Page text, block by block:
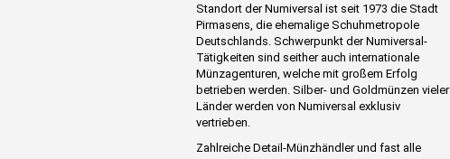
Standort der Numiversal ist seit 1973 die Stadt
Pirmasens, die ehemalige Schuhmetropole
Deutschlands. Schwerpunkt der Numiversal-
Tätigkeiten sind seither auch internationale
Münzagenturen, welche mit großem Erfolg
betrieben werden. Silber- und Goldmünzen vieler
Länder werden von Numiversal exklusiv
vertrieben.
Zahlreiche Detail-Münzhändler und fast alle